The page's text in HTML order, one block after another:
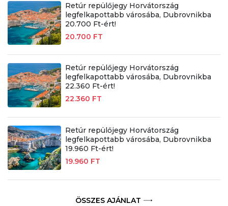
Retúr repülőjegy Horvátország
legfelkapottabb városába, Dubrovnikba
20.700 Ft-ért!
20.700 FT
Retúr repülőjegy Horvátország
legfelkapottabb városába, Dubrovnikba
22.360 Ft-ért!
22.360 FT
Retúr repülőjegy Horvátország
legfelkapottabb városába, Dubrovnikba
19.960 Ft-ért!
19.960 FT
ÖSSZES AJÁNLAT